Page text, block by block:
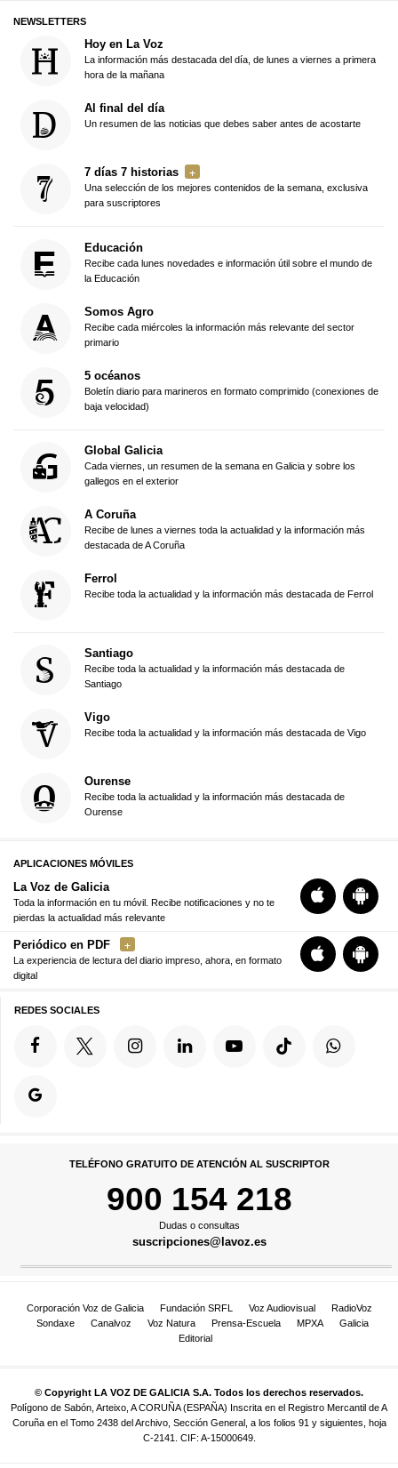
NEWSLETTERS
Hoy en La Voz
La información más destacada del día, de lunes a viernes a primera
hora de la mañana
Al final del día
Un resumen de las noticias que debes saber antes de acostarte
7 días 7 historias
Una selección de los mejores contenidos de la semana, exclusiva
para suscriptores
Educación
Recibe cada lunes novedades e información útil sobre el mundo de
la Educación
Somos Agro
Recibe cada miércoles la información más relevante del sector
primario
5 océanos
Boletín diario para marineros en formato comprimido (conexiones de
baja velocidad)
Global Galicia
Cada viernes, un resumen de la semana en Galicia y sobre los
gallegos en el exterior
A Coruña
Recibe de lunes a viernes toda la actualidad y la información más
destacada de A Coruña
Ferrol
Recibe toda la actualidad y la información más destacada de Ferrol
Santiago
Recibe toda la actualidad y la información más destacada de
Santiago
Vigo
Recibe toda la actualidad y la información más destacada de Vigo
Ourense
Recibe toda la actualidad y la información más destacada de
Ourense
APLICACIONES MÓVILES
La Voz de Galicia
Toda la información en tu móvil. Recibe notificaciones y no te
pierdas la actualidad más relevante
Periódico en PDF
La experiencia de lectura del diario impreso, ahora, en formato
digital
REDES SOCIALES
TELÉFONO GRATUITO DE ATENCIÓN AL SUSCRIPTOR
900 154 218
Dudas o consultas
suscripciones@lavoz.es
Corporación Voz de Galicia Fundación SRFL Voz Audiovisual
RadioVoz
Sondaxe
Canalvoz Voz Natura Prensa-Escuela MPXA
Galicia
Editorial
© Copyright LA VOZ DE GALICIA S.A. Todos los derechos reservados.
Polígono de Sabón, Arteixo, A CORUÑA (ESPAÑA) Inscrita en el Registro Mercantil de A
Coruña en el Tomo 2438 del Archivo, Sección General, a los folios 91 y siguientes, hoja
C-2141. CIF: A-15000649.